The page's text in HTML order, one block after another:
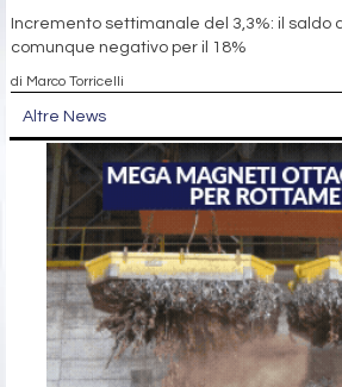
Incremento settimanale del 3,3%: il saldo
comunque negativo per il 18%
di Marco Torricelli
Altre News